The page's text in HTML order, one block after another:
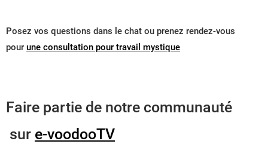
Posez vos questions dans le chat ou prenez rendez-vous
pour une consultation pour travail mystique
Faire partie de notre communauté
sur e-voodooTV